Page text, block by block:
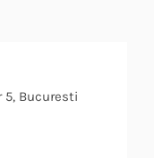
5, Bucuresti